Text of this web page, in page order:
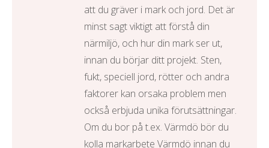
att du gräver i mark och jord. Det är
minst sagt viktigt att förstå din
närmiljö, och hur din mark ser ut,
innan du börjar ditt projekt. Sten,
fukt, speciell jord, rötter och andra
faktorer kan orsaka problem men
också erbjuda unika förutsättningar.
Om du bor på t.ex. Värmdö bör du
kolla markarbete Värmdö innan du